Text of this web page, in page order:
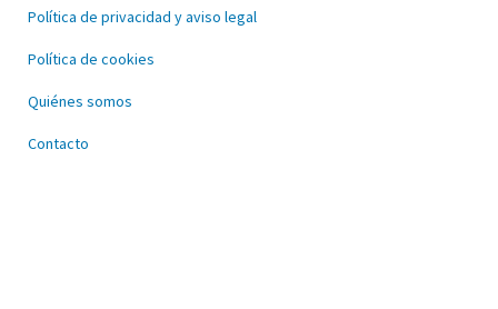
Política de privacidad y aviso legal
Política de cookies
Quiénes somos
Contacto